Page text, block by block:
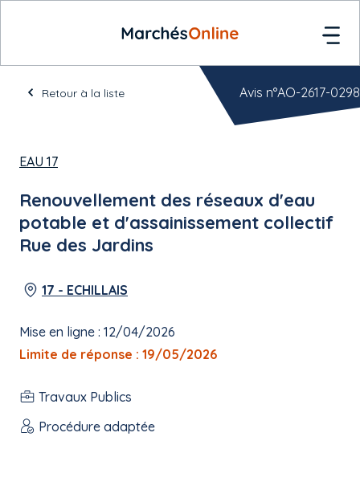
Retour à la liste
EAU 17
Renouvellement des réseaux d'eau
potable et d'assainissement collectif
Rue des Jardins
17 - ECHILLAIS
Mise en ligne : 12/04/2026
Limite de réponse : 19/05/2026
Travaux Publics
Procédure adaptée
Avis n°AO-2617-0298